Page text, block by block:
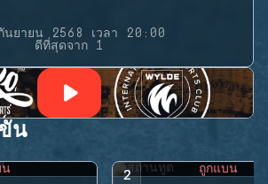
นยายน 2568 เวลา 20:00
ดีที่สุดจาก 1
น
น 2 ถูกแบน